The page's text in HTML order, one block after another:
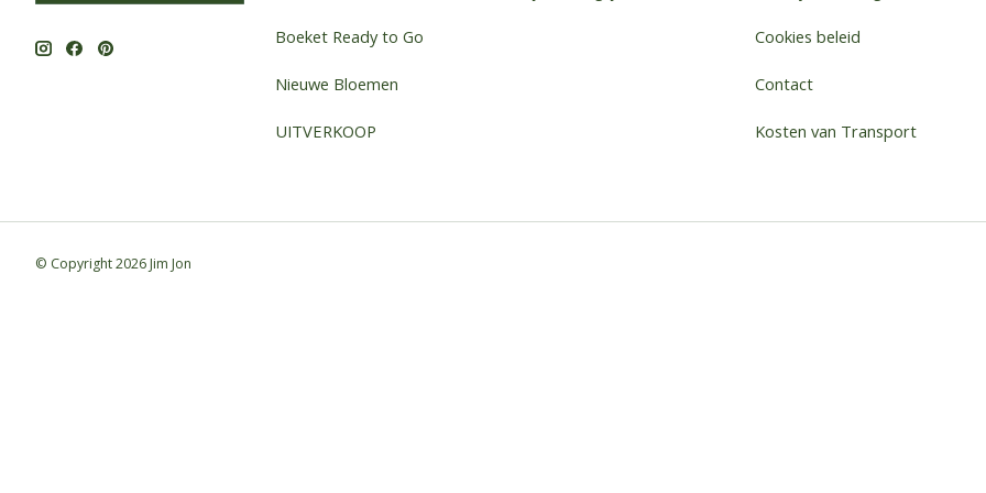
Boeket Ready to Go
Nieuwe Bloemen
UITVERKOOP
Cookies beleid
Contact
Kosten van Transport
© Copyright 2026 Jim Jon